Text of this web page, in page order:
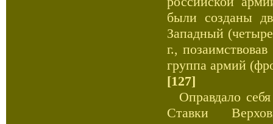
были созданы
Западный
г.,
группа армий
[127]
Оправдало
Ставки